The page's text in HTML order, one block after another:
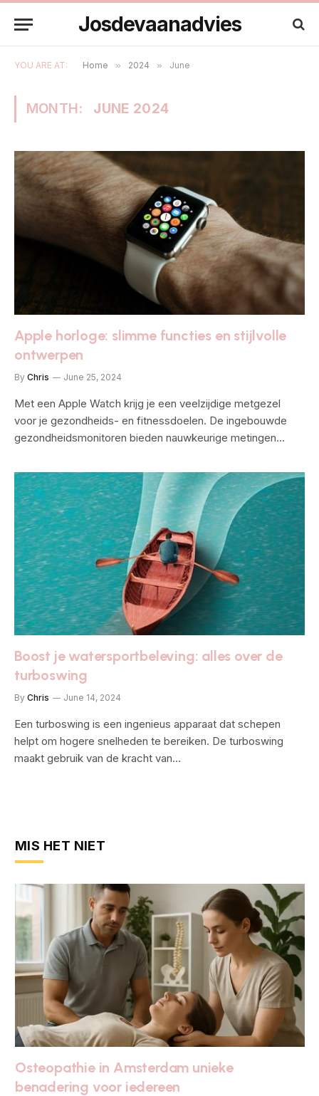
Josdevaanadvies
YOU ARE AT: Home » 2024 » June
MONTH: JUNE 2024
Apple horloge: slimme functies en stijlvolle
ontwerpen
By Chris June 25, 2024
Met een Apple Watch krijg je een veelzijdige metgezel
voor je gezondheids- en fitnessdoelen. De ingebouwde
gezondheidsmonitoren bieden nauwkeurige metingen…
Boost je watersportbeleving: alles over de
turboswing
By Chris June 14, 2024
Een turboswing is een ingenieus apparaat dat schepen
helpt om hogere snelheden te bereiken. De turboswing
maakt gebruik van de kracht van…
MIS HET NIET
Osteopathie in Amsterdam unieke
benadering voor iedereen